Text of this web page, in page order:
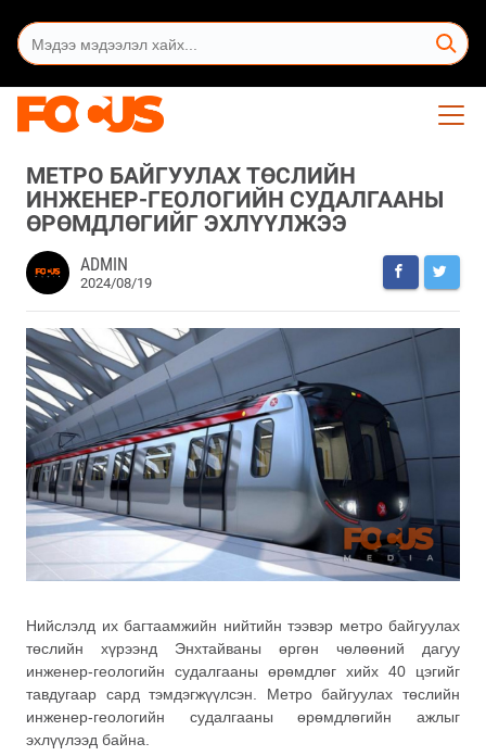
МЕТРО БАЙГУУЛАХ ТӨСЛИЙН
ИНЖЕНЕР-ГЕОЛОГИЙН СУДАЛГААНЫ
ӨРӨМДЛӨГИЙГ ЭХЛҮҮЛЖЭЭ
ADMIN
2024/08/19
Нийслэлд их багтаамжийн нийтийн тээвэр метро байгуулах
төслийн хүрээнд Энхтайваны өргөн чөлөөний дагуу
инженер-геологийн судалгааны өрөмдлөг хийх 40 цэгийг
тавдугаар сард тэмдэгжүүлсэн. Метро байгуулах төслийн
инженер-геологийн судалгааны өрөмдлөгийн ажлыг
эхлүүлээд байна.